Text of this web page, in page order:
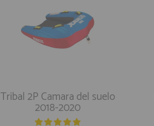
Tribal 2P Camara del suelo
2018-2020